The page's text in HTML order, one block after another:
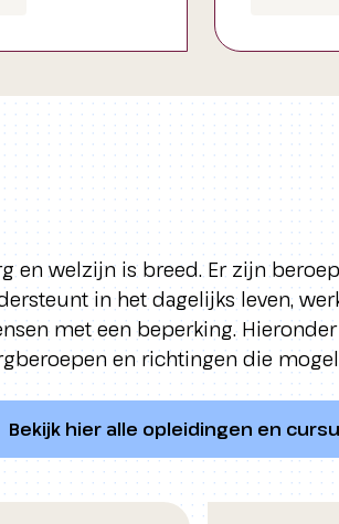
en welzijn is breed. Er zijn
in het dagelijks leven,
met een beperking.
en richtingen die
Bekijk hier alle opleidingen en